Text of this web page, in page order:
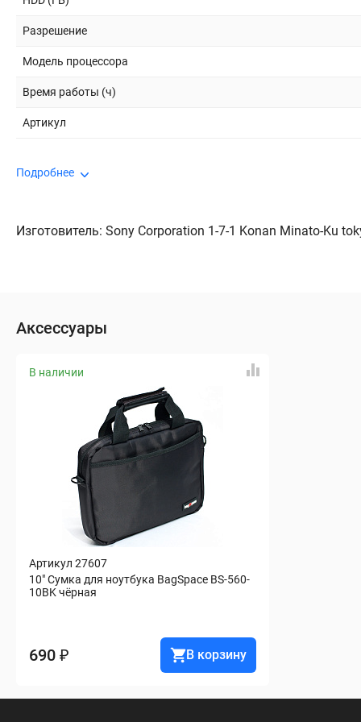
Разрешение
Модель процессора
Время работы (ч)
Артикул
Подробнее
Изготовитель: Sony Corporation 1-7-1 Konan Minato-Ku
Аксессуары
В наличии
Артикул 27607
10" Сумка для ноутбука BagSpace BS-560-
10BK чёрная
690 ₽ В корзину